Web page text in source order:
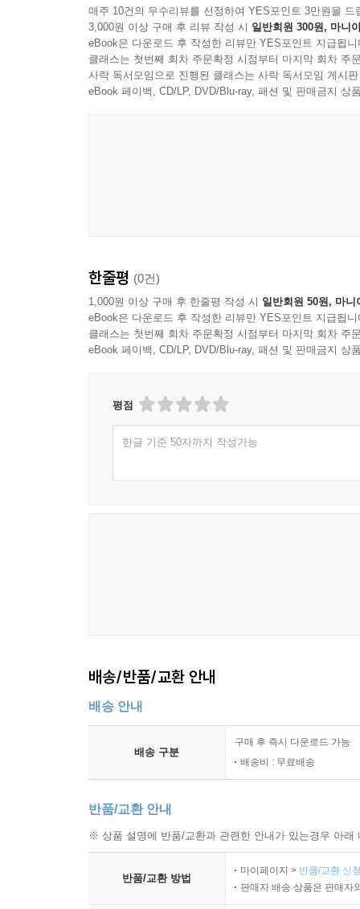
송종원 평론가의 「‘시적인 산문’이라는 평가
문학상 심사평에서 언급된 ‘시적인 산문’이라는
고유의 시적 문체, 이미지 등을 통해 작품을 한
연결되어 있음을 짚는 대목도 주목할 만하다.
종요로우며, 나아가 『채식주의자』 『노랑무늬
어긋나는 지점을 짚고 구도자적 면모를 톺아보기
되는 한편, 한강의 작품 속에 깃든 강렬한 결의와
작가 한강의 문학에 대하여
제3부에는 한강 작가의 초기작부터 최근작에
한영인 평론가의 「세계의 폭력을 가로지르는
이러한 탐구가 세계의 폭력에 맞서는 내재적
구체적인 작품들을 통해 살핀다.
한강 문학의 핵심 키워드라고 할 수 있는 ‘사랑
확보하는 것은 물론 소설이 전하는 사랑이라
포착하며 소설을 풍성하게 읽도록 이끈다.
매주 10건의 우수리뷰를 선정하여 YES포인트 3만원을 드
3,000원 이상 구매 후 리뷰 작성 시 일반회원 300원, 마니
eBook은 다운로드 후 작성한 리뷰만 YES포인트 지급됩니
클래스는 첫번째 회차 주문확정 시점부터 마지막 회차 주
사락 독서모임으로 진행된 클래스는 사락 독서모임 게시
eBook 페이백, CD/LP, DVD/Blu-ray, 패션 및 판매금지 상
한줄평 (0건)
1,000원 이상 구매 후 한줄평 작성 시 일반회원 50원, 마니
eBook은 다운로드 후 작성한 리뷰만 YES포인트 지급됩니
클래스는 첫번째 회차 주문확정 시점부터 마지막 회차 주
eBook 페이백, CD/LP, DVD/Blu-ray, 패션 및 판매금지 상
평점
한글 기준 50자까지 작성가능
배송/반품/교환 안내
배송 안내
배송 구분
구매 후 즉시 다운로드 가능
배송비 : 무료배송
반품/교환 안내
※ 상품 설명에 반품/교환과 관련한 안내가 있는경우 아
반품/교환 방법
마이페이지 > 반품/교환 신
판매자 배송 상품은 판매자